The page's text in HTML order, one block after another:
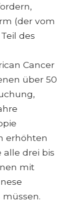
(der vom
des
Cancer
über 50
erhöhten
alle drei bis
mit